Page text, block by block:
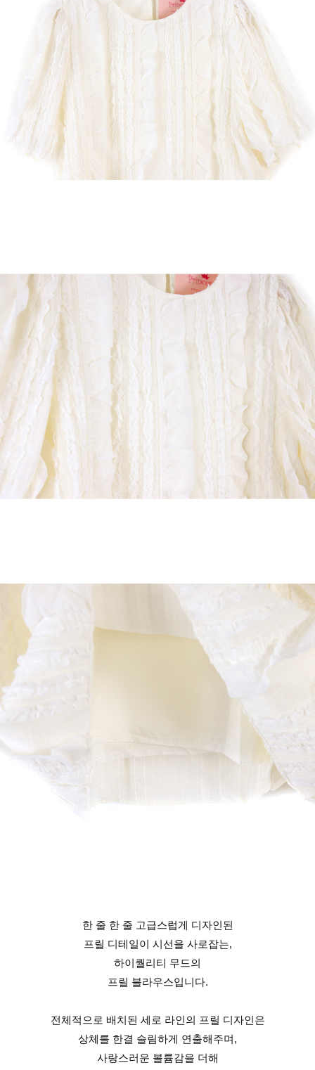
한 줄 한 줄 고급스럽게 디자인된
프릴 디테일이 시선을 사로잡는,
하이퀄리티 무드의
프릴 블라우스입니다.
전체적으로 배치된 세로 라인의 프릴 디자인은
상체를 한결 슬림하게 연출해주며,
사랑스러운 볼륨감을 더해